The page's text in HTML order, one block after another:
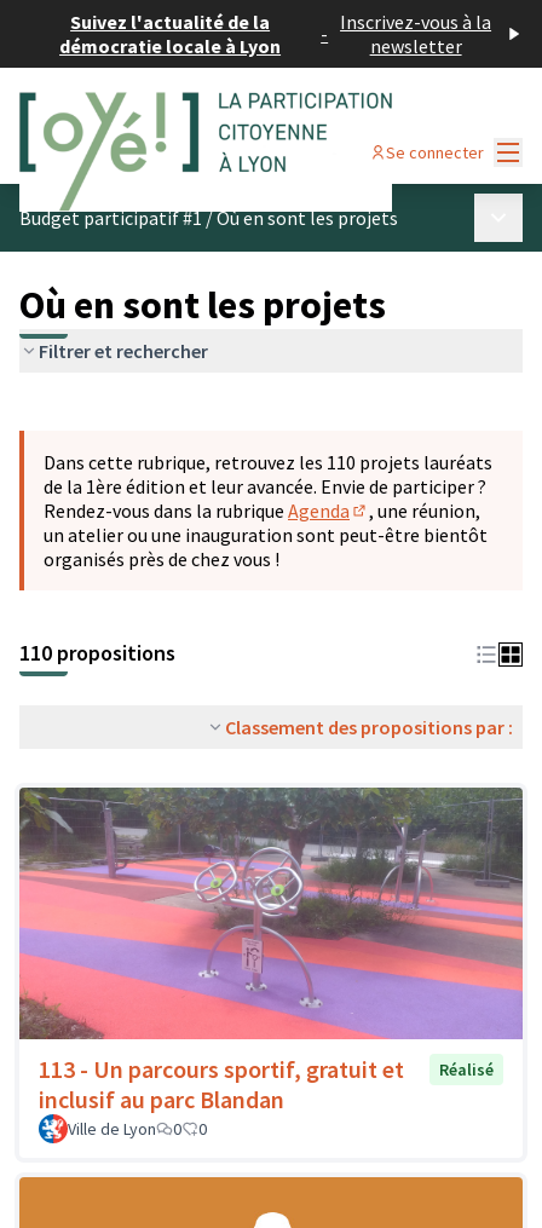
Suivez l'actualité de la
démocratie locale à Lyon
- Inscrivez-vous à la
newsletter
Se connecter
Budget participatif #1/Où en sont les projets
Où en sont les projets
Filtrer et rechercher
−
Dans cette rubrique, retrouvez les 110 projets lauréats
de la 1ère édition et leur avancée. Envie de participer ?
Rendez-vous dans la rubrique Agenda
(S'ouvre dans un
, une réunion,
un atelier ou une inauguration sont peut-être bientôt
organisés près de chez vous !
110 propositions
Classement des propositions par :
113 - Un parcours sportif, gratuit et
inclusif au parc Blandan
Réalisé
Ville de Lyon 0 0